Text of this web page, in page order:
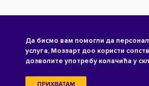
Да бисмо вам помогли да
услуга, Моззарт доо користи
дозволите употребу колачића у
ПРИХВАТАМ